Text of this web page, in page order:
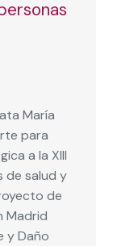
María
para
a la XIII
de salud y
de
Madrid
y Daño